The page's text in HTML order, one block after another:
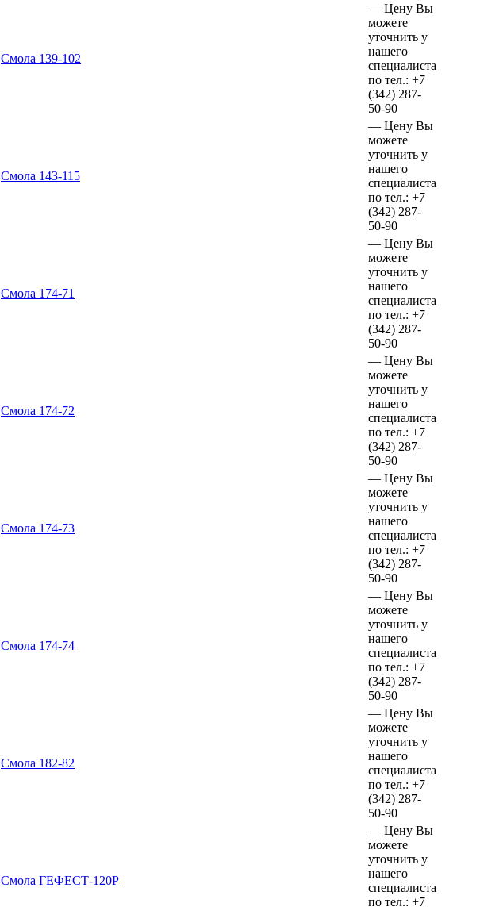
Смола 139-102
— Цену Вы
можете
уточнить у
нашего
специалиста
по тел.: +7
(342) 287-
50-90
Смола 143-115
— Цену Вы
можете
уточнить у
нашего
специалиста
по тел.: +7
(342) 287-
50-90
Смола 174-71
— Цену Вы
можете
уточнить у
нашего
специалиста
по тел.: +7
(342) 287-
50-90
Смола 174-72
— Цену Вы
можете
уточнить у
нашего
специалиста
по тел.: +7
(342) 287-
50-90
Смола 174-73
— Цену Вы
можете
уточнить у
нашего
специалиста
по тел.: +7
(342) 287-
50-90
Смола 174-74
— Цену Вы
можете
уточнить у
нашего
специалиста
по тел.: +7
(342) 287-
50-90
Смола 182-82
— Цену Вы
можете
уточнить у
нашего
специалиста
по тел.: +7
(342) 287-
50-90
Смола ГЕФЕСТ-120Р
— Цену Вы
можете
уточнить у
нашего
специалиста
по тел.: +7